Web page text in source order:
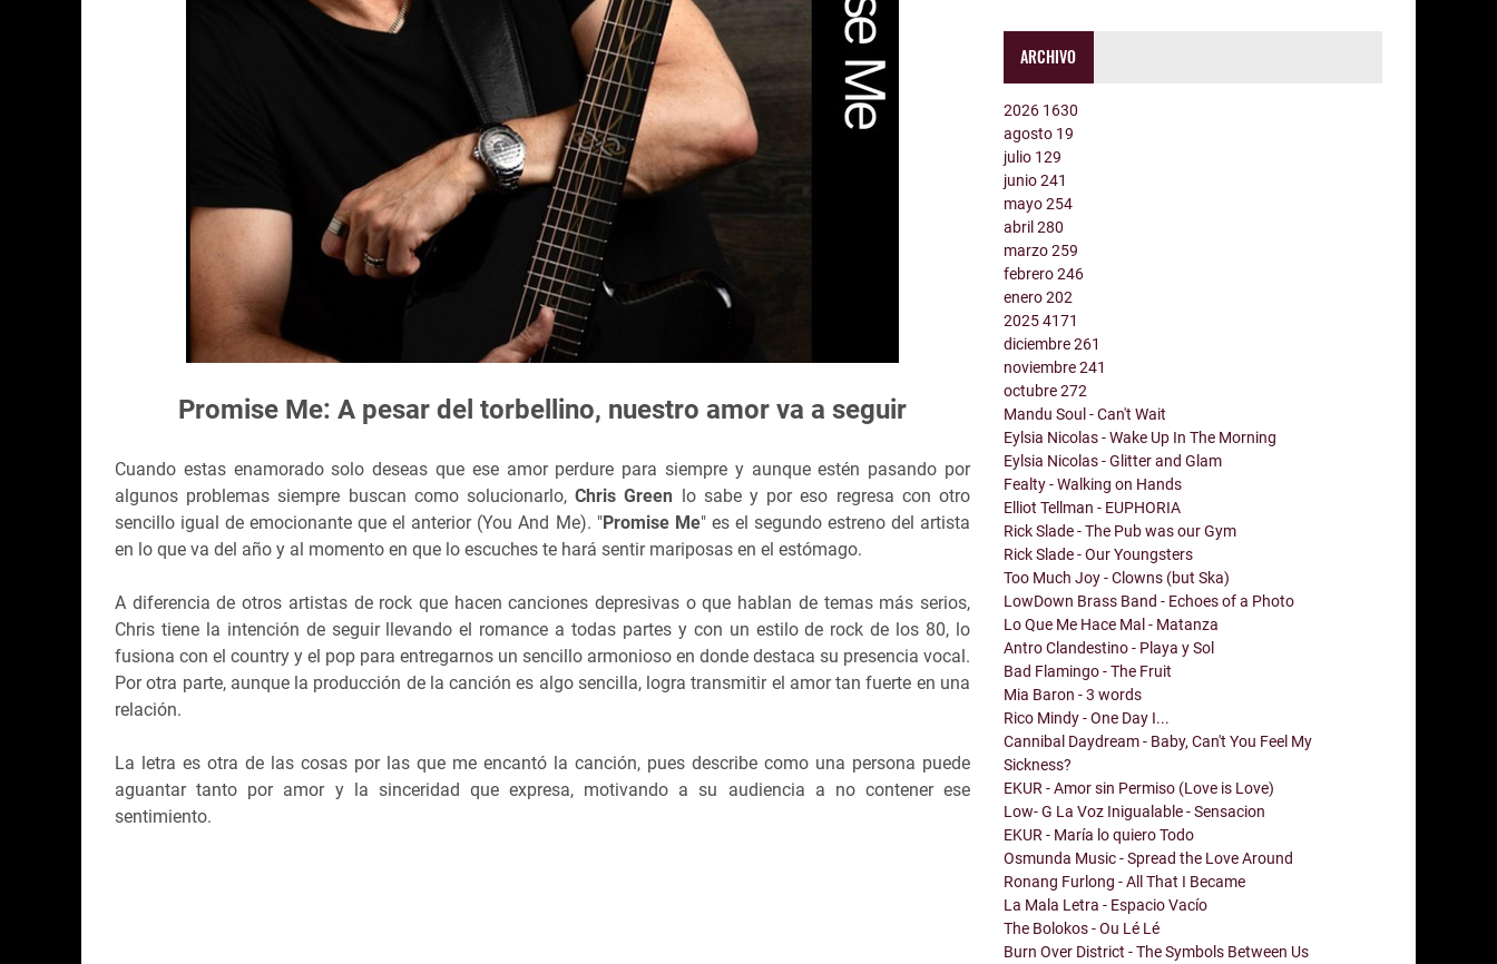
Promise Me: A pesar del torbellino, nuestro amor va a seguir
Cuando estas enamorado solo deseas que ese amor perdure para siempre y aunque estén pasando por
algunos problemas siempre buscan como solucionarlo,Chris Green lo sabe y por eso regresa con otro
sencillo igual de emocionante que el anterior (You And Me). "Promise Me" es el segundo estreno del artista
en lo que va del año y al momento en que lo escuches te hará sentir mariposas en el estómago.
A diferencia de otros artistas de rock que hacen canciones depresivas o que hablan de temas más serios,
Chris tiene la intención de seguir llevando el romance a todas partes y con un estilo de rock de los 80, lo
fusiona con el country y el pop para entregarnos un sencillo armonioso en donde destaca su presencia vocal.
Por otra parte, aunque la producción de la canción es algo sencilla, logra transmitir el amor tan fuerte en una
relación.
La letra es otra de las cosas por las que me encantó la canción, pues describe como una persona puede
aguantar tanto por amor y la sinceridad que expresa, motivando a su audiencia a no contener ese
sentimiento.
ARCHIVO
2026 1630
agosto 19
julio 129
junio241
mayo254
abril280
marzo259
febrero246
enero202
20254171
diciembre261
noviembre241
octubre272
Mandu Soul - Can't Wait
Eylsia Nicolas - Wake Up In The Morning
Eylsia Nicolas - Glitter and Glam
Fealty - Walking on Hands
Elliot Tellman - EUPHORIA
Rick Slade - The Pub was our Gym
Rick Slade - Our Youngsters
Too Much Joy - Clowns (but Ska)
LowDown Brass Band - Echoes of a Photo
Lo Que Me Hace Mal - Matanza
Antro Clandestino - Playa y Sol
Bad Flamingo - The Fruit
Mia Baron - 3 words
Rico Mindy - One Day I...
Cannibal Daydream - Baby, Can't You Feel My
Sickness?
EKUR - Amor sin Permiso (Love is Love)
Low- G La Voz Inigualable - Sensacion
EKUR - María lo quiero Todo
Osmunda Music - Spread the Love Around
Ronang Furlong - All That I Became
La Mala Letra - Espacio Vacío
The Bolokos - Ou Lé Lé
Burn Over District - The Symbols Between Us